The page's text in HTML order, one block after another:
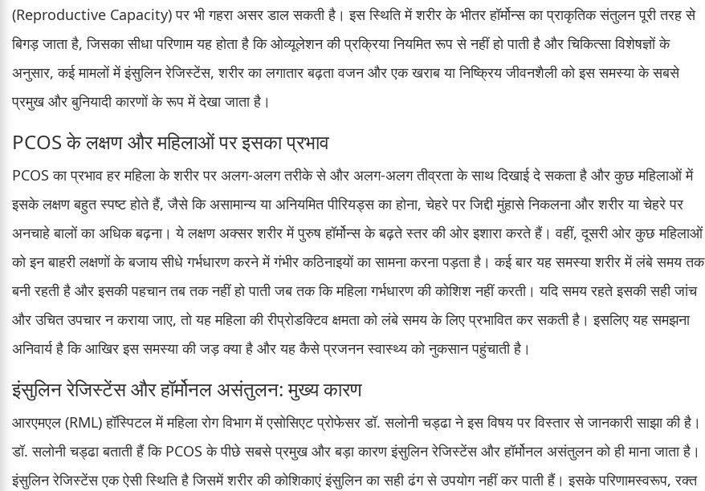
(Reproductive Capacity) पर भी गहरा असर डाल सकती है। इस स्थिति में शरीर के भीतर हॉर्मोन्स का प्राकृतिक संतुलन पूरी तरह से
बिगड़ जाता है, जिसका सीधा परिणाम यह होता है कि ओव्यूलेशन की प्रक्रिया नियमित रूप से नहीं हो पाती है और चिकित्सा विशेषज्ञों के
अनुसार, कई मामलों में इंसुलिन रेजिस्टेंस, शरीर का लगातार बढ़ता वजन और एक खराब या निष्क्रिय जीवनशैली को इस समस्या के सबसे
प्रमुख और बुनियादी कारणों के रूप में देखा जाता है।
PCOS के लक्षण और महिलाओं पर इसका प्रभाव
PCOS का प्रभाव हर महिला के शरीर पर अलग-अलग तरीके से और अलग-अलग तीव्रता के साथ दिखाई दे सकता है और कुछ महिलाओं में
इसके लक्षण बहुत स्पष्ट होते हैं, जैसे कि असामान्य या अनियमित पीरियड्स का होना, चेहरे पर जिद्दी मुंहासे निकलना और शरीर या चेहरे पर
अनचाहे बालों का अधिक बढ़ना। ये लक्षण अक्सर शरीर में पुरुष हॉर्मोन्स के बढ़ते स्तर की ओर इशारा करते हैं। वहीं, दूसरी ओर कुछ महिलाओं
को इन बाहरी लक्षणों के बजाय सीधे गर्भधारण करने में गंभीर कठिनाइयों का सामना करना पड़ता है। कई बार यह समस्या शरीर में लंबे समय तक
बनी रहती है और इसकी पहचान तब तक नहीं हो पाती जब तक कि महिला गर्भधारण की कोशिश नहीं करती। यदि समय रहते इसकी सही जांच
और उचित उपचार न कराया जाए, तो यह महिला की रीप्रोडक्टिव क्षमता को लंबे समय के लिए प्रभावित कर सकती है। इसलिए यह समझना
अनिवार्य है कि आखिर इस समस्या की जड़ क्या है और यह कैसे प्रजनन स्वास्थ्य को नुकसान पहुंचाती है।
इंसुलिन रेजिस्टेंस और हॉर्मोनल असंतुलन: मुख्य कारण
आरएमएल (RML) हॉस्पिटल में महिला रोग विभाग में एसोसिएट प्रोफेसर डॉ. सलोनी चड्ढा ने इस विषय पर विस्तार से जानकारी साझा की है।
डॉ. सलोनी चड्ढा बताती हैं कि PCOS के पीछे सबसे प्रमुख और बड़ा कारण इंसुलिन रेजिस्टेंस और हॉर्मोनल असंतुलन को ही माना जाता है।
इंसुलिन रेजिस्टेंस एक ऐसी स्थिति है जिसमें शरीर की कोशिकाएं इंसुलिन का सही ढंग से उपयोग नहीं कर पाती हैं। इसके परिणामस्वरूप, रक्त